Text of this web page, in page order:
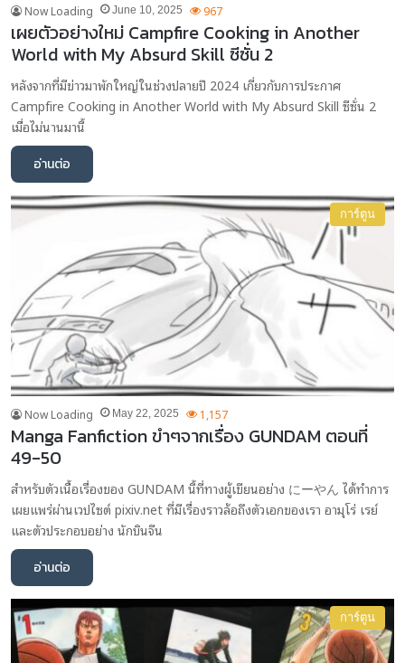
Now Loading June 10, 2025 967
เผยตัวอย่างใหม่ Campfire Cooking in Another
World with My Absurd Skill ซีซั่น 2
หลังจากที่มีข่าวมาพักใหญ่ในช่วงปลายปี 2024 เกี่ยวกับการประกาศ
Campfire Cooking in Another World with My Absurd Skill ซีซั่น 2
เมื่อไม่นานมานี้
อ่านต่อ
การ์ตูน
Now Loading May 22, 2025 1,157
Manga Fanfiction ขำๆจากเรื่อง GUNDAM ตอนที่
49-50
สำหรับตัวเนื้อเรื่องของ GUNDAM นี้ที่ทางผู้เขียนอย่าง にーやん ได้ทำการ
เผยแพร่ผ่านเวปไซต์ pixiv.net ที่มีเรื่องราวล้อถึงตัวเอกของเรา อามุโร่ เรย์
และตัวประกอบอย่าง นักบินจีน
อ่านต่อ
การ์ตูน